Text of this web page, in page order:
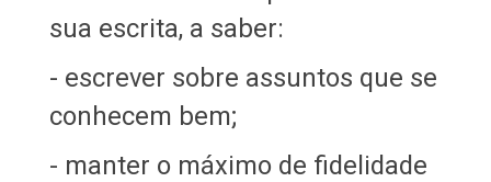
sua escrita, a saber:
- escrever sobre assuntos que se
conhecem bem;
- manter o máximo de fidelidade